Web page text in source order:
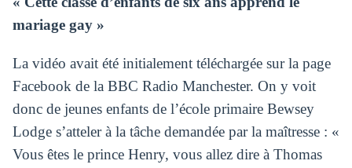
mariage gay »
La vidéo avait été initialement téléchargée sur la page
Facebook de la BBC Radio Manchester. On y voit
donc de jeunes enfants de l’école primaire Bewsey
Lodge s’atteler à la tâche demandée par la maîtresse : «
Vous êtes le prince Henry, vous allez dire à Thomas